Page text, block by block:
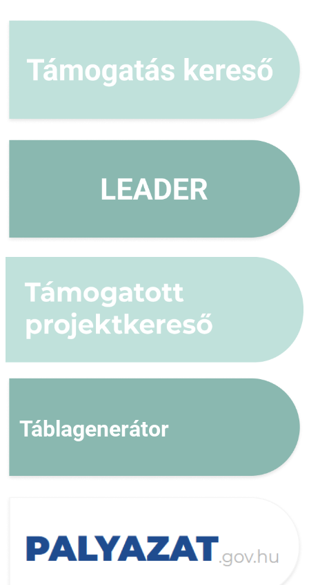
Táblagenerátor